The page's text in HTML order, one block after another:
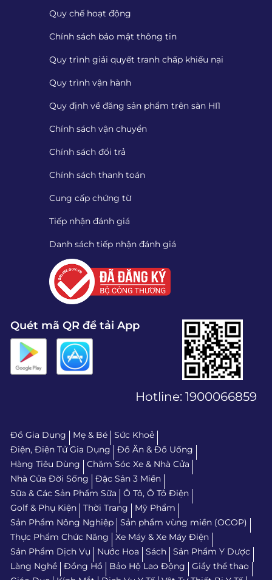
Quy chế hoạt động
Chính sách bảo mật thông tin
Quy trình giải quyết tranh chấp khiếu nại
Quy trình vận hành
Quy định về đăng sản phẩm trên sàn HI1
Chính sách vận chuyển
Chính sách đổi trả
Chính sách thanh toán
Cung cấp chứng từ
Tiếp nhận đánh giá
Danh sách tiếp nhận đánh giá
Quét mã QR để tải App
Hotline: 1900066859
Đồ Gia Dụng Mẹ & Bé
Sức Khoẻ
Điện, Điện Tử Gia Dụng
Đồ Ăn & Đồ Uống
Hàng Tiêu Dùng
Chăm Sóc Xe & Nhà Cửa
Nhà Cửa Đời Sống
Đặc Sản 3 Miền
Sữa & Các Sản Phẩm Sữa
Ô Tô, Ô Tô Điện
Golf & Phụ Kiện
Thời Trang
Mỹ Phẩm
Sản Phẩm Nông Nghiệp
Sản phẩm vùng miền (OCOP)
Thực Phẩm Chức Năng
Xe Máy & Xe Máy Điện
Sản Phẩm Dịch Vụ
Nước Hoa Sách
Sản Phẩm Y Dược
Làng Nghề
Đồng Hồ Bảo Hộ Lao Động
Giầy thể thao